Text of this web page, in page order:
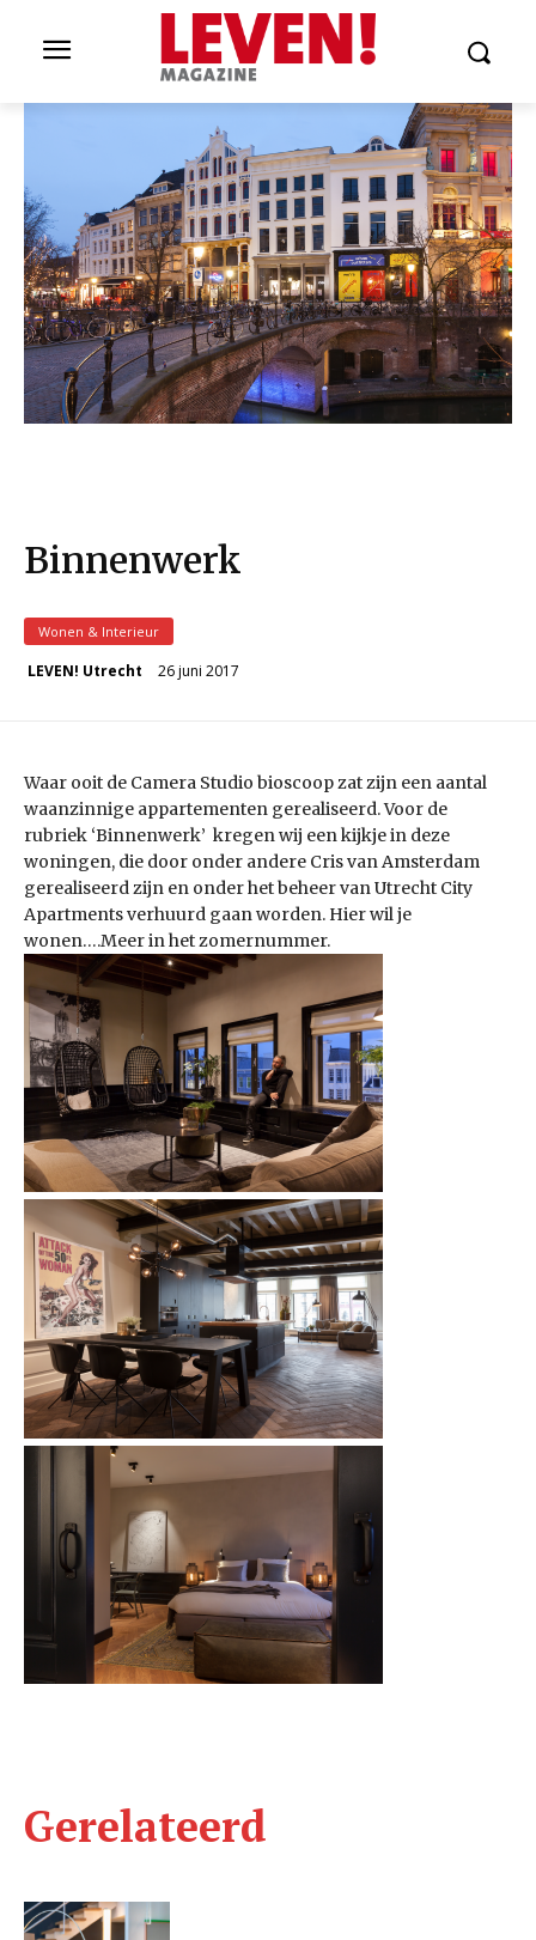
Binnenwerk
Wonen & Interieur
LEVEN! Utrecht 26 juni 2017
Waar ooit de Camera Studio bioscoop zat zijn een aantal
waanzinnige appartementen gerealiseerd. Voor de
rubriek ‘Binnenwerk’ kregen wij een kijkje in deze
woningen, die door onder andere Cris van Amsterdam
gerealiseerd zijn en onder het beheer van Utrecht City
Apartments verhuurd gaan worden. Hier wil je
wonen….Meer in het zomernummer.
Gerelateerd